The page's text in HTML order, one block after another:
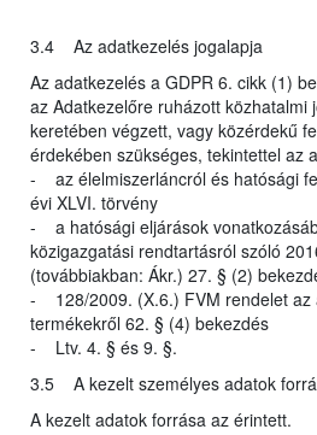
3.4 Az adatkezelés jogalapja
Az adatkezelés a GDPR 6. cikk (1)
az Adatkezelőre ruházott közhatalmi
keretében végzett, vagy közérdekű
érdekében szükséges, tekintettel az
- az élelmiszerláncról és hatósági
évi XLVI. törvény
- a hatósági eljárások
közigazgatási rendtartásról szóló
(továbbiakban: Ákr.) 27. § (2)
- 128/2009. (X.6.) FVM rendelet az
termékekről 62. § (4) bekezdés
- Ltv. 4. § és 9. §.
3.5 A kezelt személyes adatok
A kezelt adatok forrása az érintett.